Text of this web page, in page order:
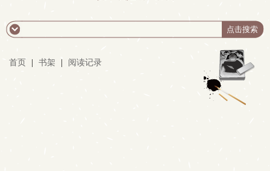
首页 书架 阅读记录